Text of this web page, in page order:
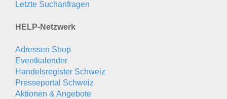
Letzte Suchanfragen
HELP-Netzwerk
Adressen Shop
Eventkalender
Handelsregister Schweiz
Presseportal Schweiz
Aktionen & Angebote